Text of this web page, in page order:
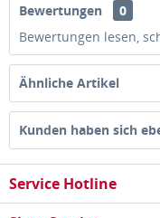
Bewertungen
0
Bewertungen lesen,
Ähnliche Artikel
Kunden haben sich
Service Hotline